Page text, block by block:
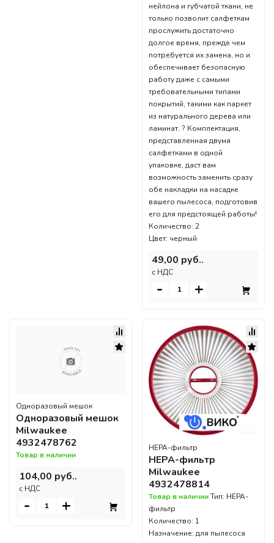
нейлона и губчатой ткани, не
только позволит салфеткам
прослужить достаточно
долгое время, прежде чем
потребуется их замена, но и
обеспечивает безопасную
работу даже с самыми
требовательными типами
покрытий, такими как паркет
из натурального дерева или
ламинат. ? Комплектация,
представленная двумя
салфетками в одной
упаковке, даст вам
возможность заменить сразу
обе накладки на насадке
вашего пылесоса, подготовив
его для предстоящей работы!
Количество: 2
Цвет: черный
49,00 руб..
c НДС
- +
Одноразовый мешок
Одноразовый мешок
Milwaukee
4932478762
Товар в наличии
104,00 руб..
c НДС
- +
HEPA-фильтр
HEPA-фильтр
Milwaukee
4932478814
Товар в наличииТип: HEPA-
фильтр
Количество: 1
Назначение: для пылесоса